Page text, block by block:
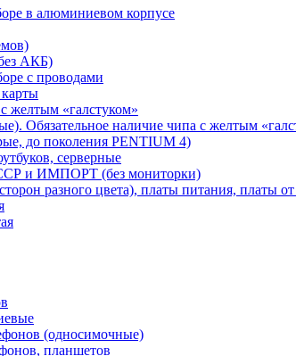
в алюминиевом корпусе
АКБ)
с проводами
желтым «галстуком»
Обязательное наличие чипа с желтым
до поколения PENTIUM 4)
серверные
и ИМПОРТ (без мониторки)
разного цвета), платы питания, платы
(односимочные)
планшетов